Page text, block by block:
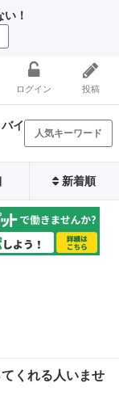
！
ログイン 投稿
イ
人気キーワード
新着順
くれる人いませ